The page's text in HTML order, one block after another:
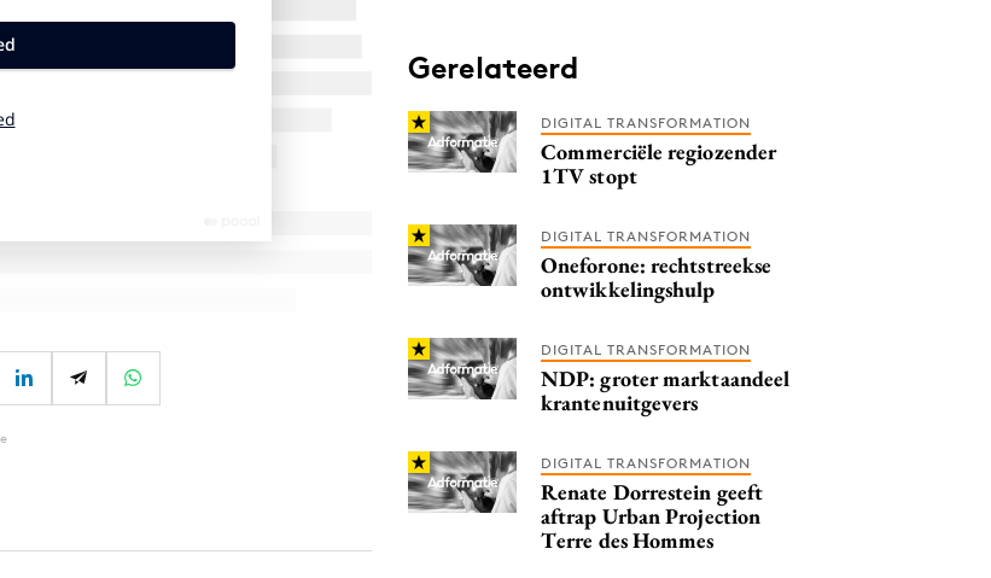
Gerelateerd
DIGITAL TRANSFORMATION
Commerciële regiozender
1TV stopt
DIGITAL TRANSFORMATION
Oneforone: rechtstreekse
ontwikkelingshulp
DIGITAL TRANSFORMATION
NDP: groter marktaandeel
krantenuitgevers
DIGITAL TRANSFORMATION
Renate Dorrestein geeft
aftrap Urban Projection
Terre des Hommes